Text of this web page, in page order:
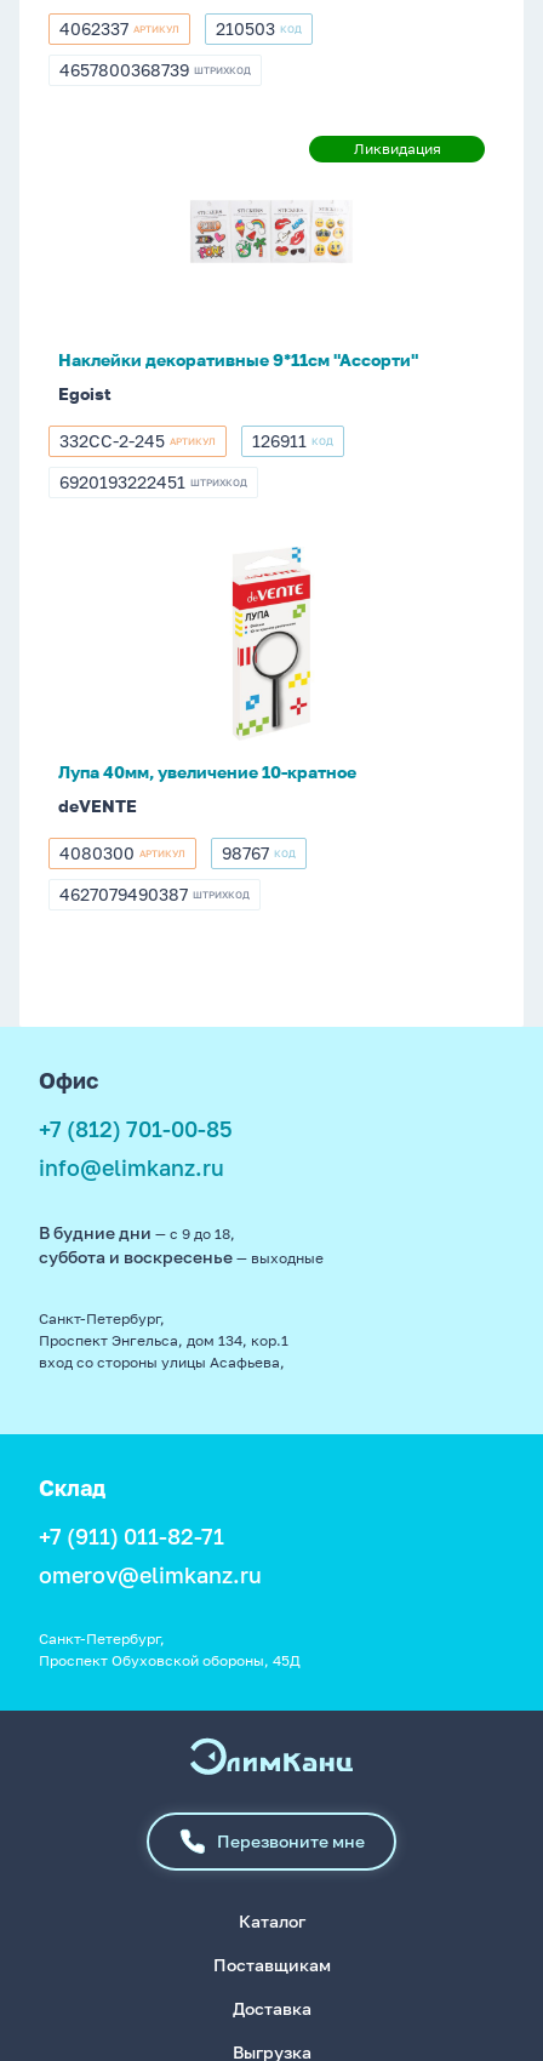
4062337
4062337 АРТИКУЛ 210503
210503 КОД
4657800368739
4657800368739 ШТРИХКОД
Ликвидация
Ликвидация
Наклейки декоративные 9*11см "Ассорти"
Egoist
332CC-
2-
332CC-2-245 АРТИКУЛ 126911
126911 КОД
6920193222451
6920193222451 ШТРИХКОД
Лупа 40мм, увеличение 10-кратное
deVENTE
4080300
4080300 АРТИКУЛ 98767
98767 КОД
4627079490387
4627079490387 ШТРИХКОД
Офис
+7 (812) 701-00-85
info@elimkanz.ru
В будние дни — с 9 до 18,
суббота и воскресенье — выходные
Санкт-Петербург,
Проспект Энгельса, дом 134, кор.1
вход со стороны улицы Асафьева,
Склад
+7 (911) 011-82-71
omerov@elimkanz.ru
Санкт-Петербург,
Проспект Обуховской обороны, 45Д
Перезвоните мне
Каталог
Поставщикам
Доставка
Выгрузка